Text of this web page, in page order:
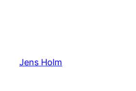
Jens Holm